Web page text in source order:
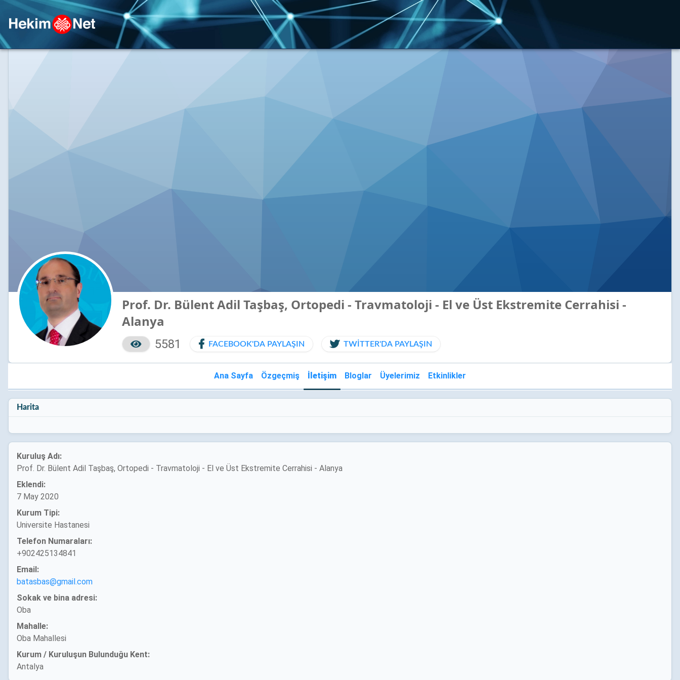
Prof. Dr. Bülent Adil Taşbaş, Ortopedi - Travmatoloji - El ve Üst Ekstremite Cerrahisi -
Alanya
5581 FACEBOOK'DA PAYLAŞIN TWITTER'DA PAYLAŞIN
Ana Sayfa Özgeçmiş İletişim Bloglar Üyelerimiz Etkinlikler
Harita
Kuruluş Adı:
Prof. Dr. Bülent Adil Taşbaş, Ortopedi - Travmatoloji - El ve Üst Ekstremite Cerrahisi - Alanya
Eklendi:
7 May 2020
Kurum Tipi:
Universite Hastanesi
Telefon Numaraları:
+902425134841
Email:
batasbas@gmail.com
Sokak ve bina adresi:
Oba
Mahalle:
Oba Mahallesi
Kurum / Kuruluşun Bulunduğu Kent:
Antalya